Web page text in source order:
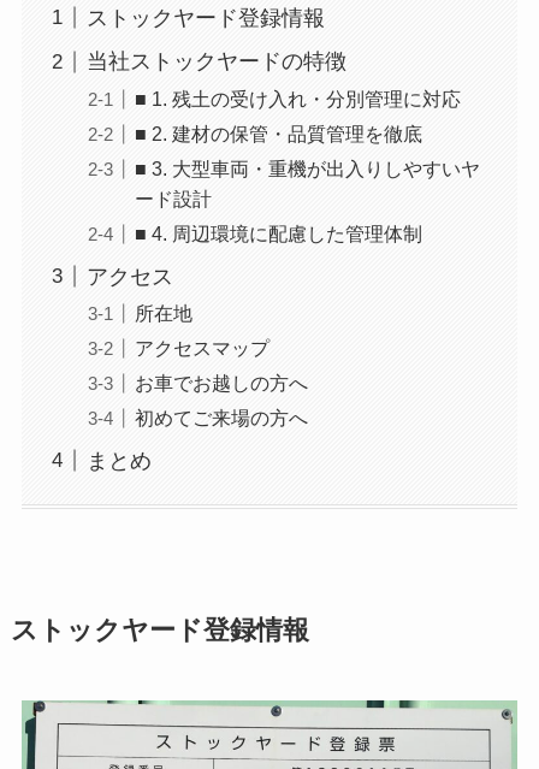
ストックヤード登録情報
当社ストックヤードの特徴
■ 1. 残土の受け入れ・分別管理に対応
■ 2. 建材の保管・品質管理を徹底
■ 3. 大型車両・重機が出入りしやすいヤ
ード設計
■ 4. 周辺環境に配慮した管理体制
アクセス
所在地
アクセスマップ
お車でお越しの方へ
初めてご来場の方へ
まとめ
ストックヤード登録情報